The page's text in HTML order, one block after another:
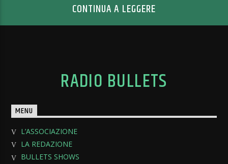
CONTINUA A LEGGERE
RADIO BULLETS
MENU
L’ASSOCIAZIONE
LA REDAZIONE
BULLETS SHOWS